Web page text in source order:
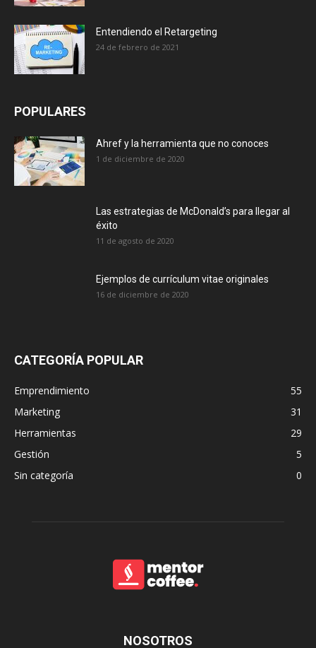
Entendiendo el Retargeting
24 de febrero de 2021
POPULARES
Ahref y la herramienta que no conoces
1 de diciembre de 2020
Las estrategias de McDonald’s para llegar al
éxito
11 de agosto de 2020
Ejemplos de currículum vitae originales
16 de diciembre de 2020
CATEGORÍA POPULAR
Emprendimiento
55
Marketing
31
Herramientas
29
Gestión
5
Sin categoría
0
NOSOTROS